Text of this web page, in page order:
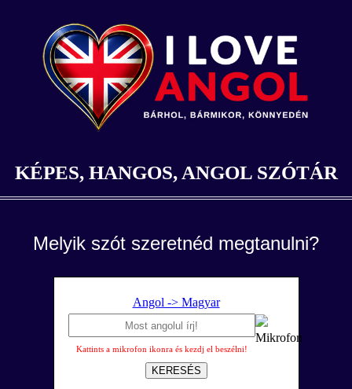
KÉPES, HANGOS, ANGOL SZÓTÁR
Melyik szót szeretnéd megtanulni?
Angol -> Magyar
Kattints a mikrofon ikonra és kezdj el beszélni!
KERESÉS